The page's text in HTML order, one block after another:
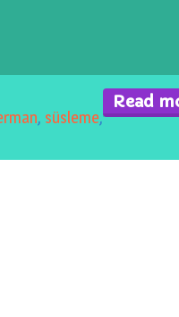
Read
, süsleme,